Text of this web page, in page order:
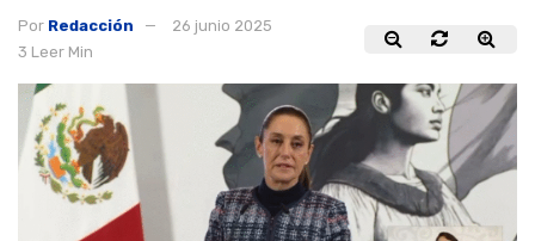
Por Redacción
26 junio 2025
3 Leer Min